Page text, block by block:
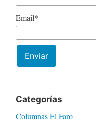
Email*
Categorías
Columnas El Faro